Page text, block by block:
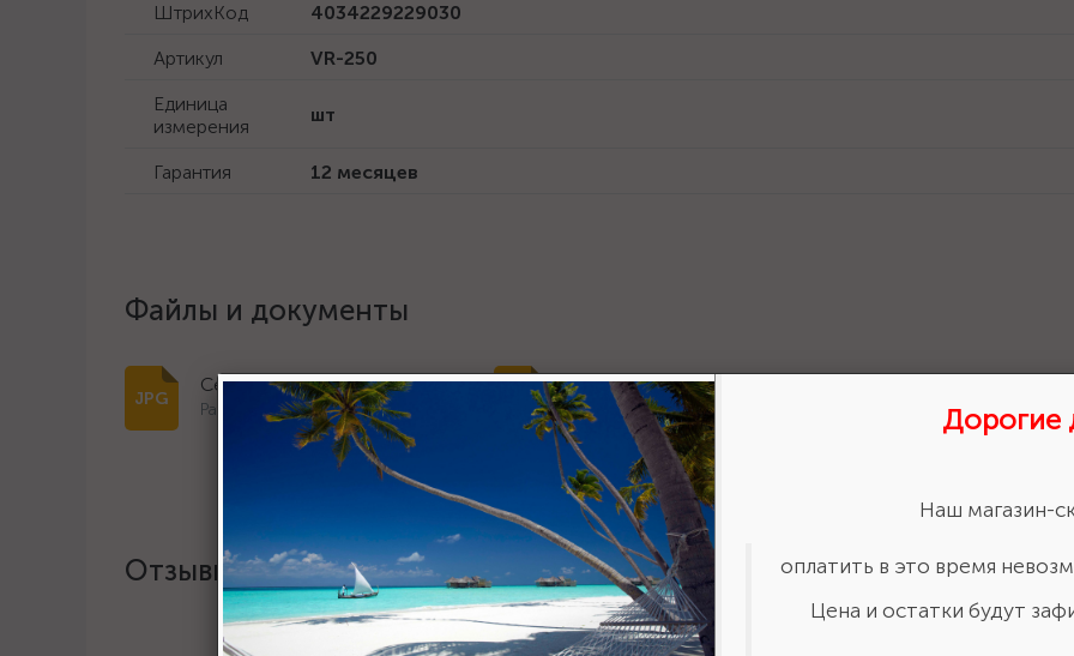
ШтрихКод
4034229229030
Артикул
VR-250
Единица
измерения
шт
Гарантия 12 месяцев
Файлы и документы
Сертификат дилера 2023
Размер: 334.5 Кб
Сертификат дилера 2024
Размер: 299.1 Кб
Отзывы
Дорогие
Наш магазин-
оплатить в это время
Цена и остатки будут